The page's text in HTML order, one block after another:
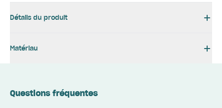
Détails du produit
Matériau
Questions fréquentes